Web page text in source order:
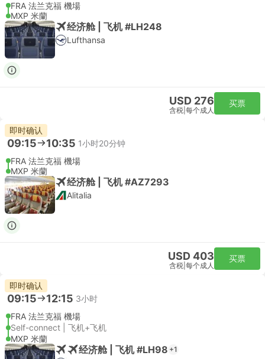
FRA 法兰克福 機場
MXP 米蘭
经济舱 | 飞机 #LH248
Lufthansa
USD 276
含税 每个成人
买票
即时确认
09:15 10:35 1小时20分钟
FRA 法兰克福 機場
MXP 米蘭
经济舱 | 飞机 #AZ7293
Alitalia
USD 403
含税 每个成人
买票
即时确认
09:15 12:15 3小时
FRA 法兰克福 機場
Self-connect | 飞机+飞机
MXP 米蘭
经济舱 | 飞机 #LH98 +1